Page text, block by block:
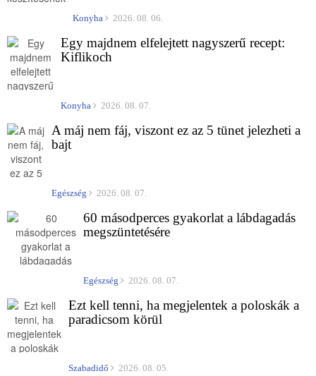
Konyha 2026. 08. 06.
Egy majdnem elfelejtett nagyszerű recept:
Kiflikoch
Konyha 2026. 08. 07.
A máj nem fáj, viszont ez az 5 tünet jelezheti a
bajt
Egészség 2026. 08. 07.
60 másodperces gyakorlat a lábdagadás
megszüntetésére
Egészség 2026. 08. 07.
Ezt kell tenni, ha megjelentek a poloskák a
paradicsom körül
Szabadidő 2026. 08. 05.